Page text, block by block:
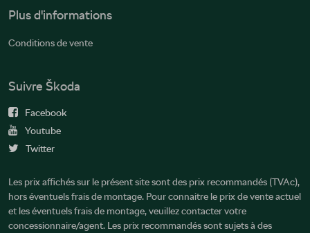
Plus d'informations
Conditions de vente
Suivre Škoda
Facebook
Youtube
Twitter
Les prix affichés sur le présent site sont des prix recommandés (TVAc),
hors éventuels frais de montage. Pour connaitre le prix de vente actuel
et les éventuels frais de montage, veuillez contacter votre
concessionnaire/agent. Les prix recommandés sont sujets à des